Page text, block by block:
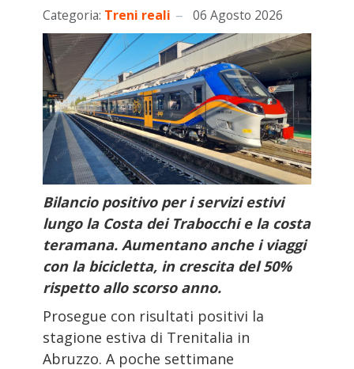
Categoria: Treni reali 06 Agosto 2026
Bilancio positivo per i servizi estivi
lungo la Costa dei Trabocchi e la costa
teramana. Aumentano anche i viaggi
con la bicicletta, in crescita del 50%
rispetto allo scorso anno.
Prosegue con risultati positivi la
stagione estiva di Trenitalia in
Abruzzo. A poche settimane